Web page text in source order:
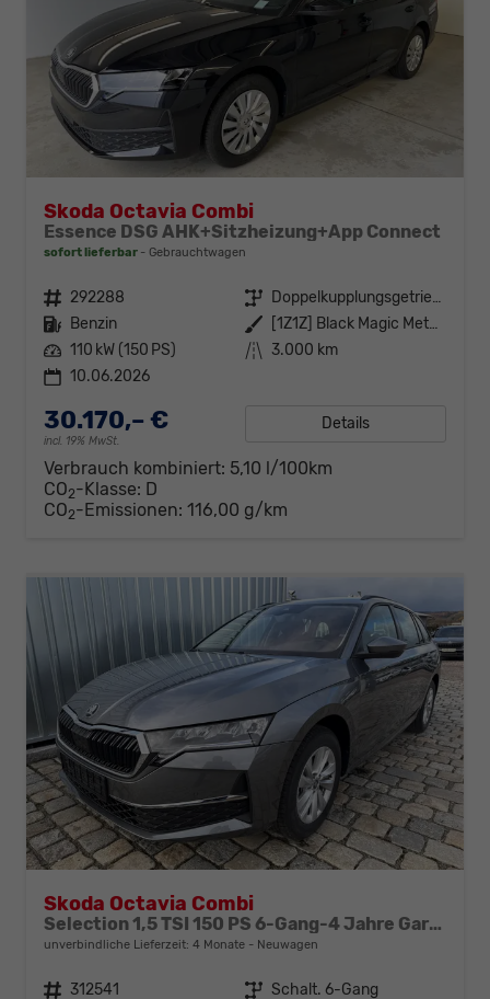
Skoda Octavia Combi
Essence DSG AHK+Sitzheizung+App Connect
sofort lieferbar Gebrauchtwagen
Fahrzeugnr. 292288 Getriebe
Doppelkupplungsgetriebe (DSG)
Kraftstoff Benzin Außenfarbe
[1Z1Z] Black Magic Metallic
Leistung 110 kW (150 PS) Kilometerstand 3.000 km
10.06.2026
30.170,– €
incl. 19% MwSt.
Details
Verbrauch kombiniert: 5,10 l/100km
CO2-Klasse: D
CO2-Emissionen: 116,00 g/km
Skoda Octavia Combi
Selection 1,5 TSI 150 PS 6-Gang-4 Jahre Garantie-Anhängerkupplung schwenkbar-PDC vorne und hinten-Sitzheizung-Smart Link
unverbindliche Lieferzeit: 4 Monate Neuwagen
Fahrzeugnr. 312541 Getriebe Schalt. 6-Gang